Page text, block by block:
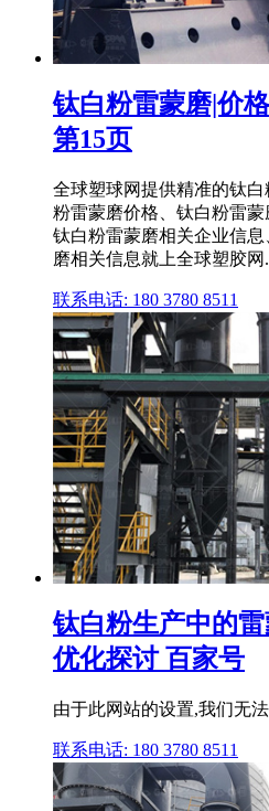
钛白粉雷蒙磨|价
第15页
全球塑球网提供精准的钛
粉雷蒙磨价格、钛白粉雷
钛白粉雷蒙磨相关企业信
磨相关信息就上全球塑胶网.
联系电话: 180 3780 8511
钛白粉生产中的
优化探讨 百家号
由于此网站的设置,我们无
联系电话: 180 3780 8511